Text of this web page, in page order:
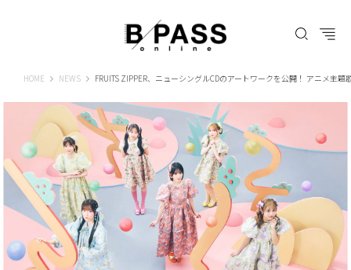
HOME B-PASS ONLINE
NEWS FRUITS ZIPPER、ニューシングルCDのアートワークを公開！ アニメ主